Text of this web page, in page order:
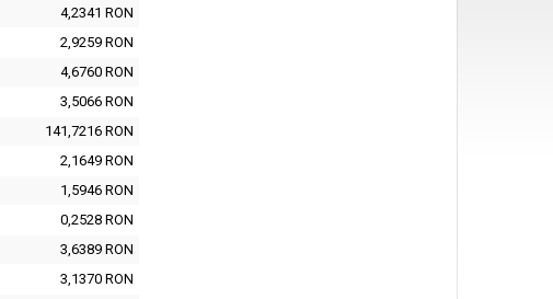
4,2341 RON
2,9259 RON
4,6760 RON
3,5066 RON
141,7216 RON
2,1649 RON
1,5946 RON
0,2528 RON
3,6389 RON
3,1370 RON